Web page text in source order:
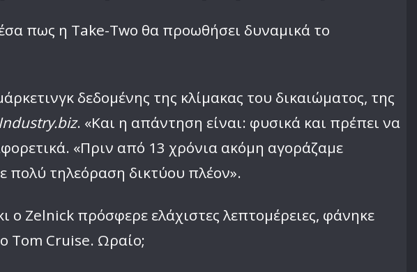
πως η Take-Two θα προωθήσει δυναμικά το
δεδομένης της κλίμακας του δικαιώματος, της
. «Και η απάντηση είναι: φυσικά και πρέπει να
«Πριν από 13 χρόνια ακόμη αγοράζαμε
πολύ τηλεόραση δικτύου πλέον».
ο Zelnick πρόσφερε ελάχιστες λεπτομέρειες, φάνηκε
Tom Cruise. Ωραίο;